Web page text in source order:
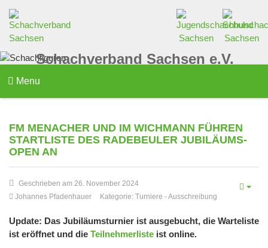
Schachverband Sachsen e.V.
Menu
FM MENACHER UND IM WICHMANN FÜHREN
STARTLISTE DES RADEBEULER JUBILÄUMS-
OPEN AN
Geschrieben am 26. November 2024
Johannes Pfadenhauer
Kategorie: Turniere -Ausschreibung
Update: Das Jubiläumsturnier ist ausgebucht, die Warteliste
ist eröffnet und die Teilnehmerliste ist online.